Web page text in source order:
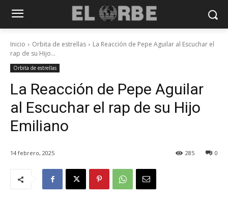
Inicio Orbita de estrellas
La Reacción de Pepe Aguilar al Escuchar el
rap de su Hijo...
Orbita de estrellas
La Reacción de Pepe Aguilar
al Escuchar el rap de su Hijo
Emiliano
14 febrero, 2025 0
285